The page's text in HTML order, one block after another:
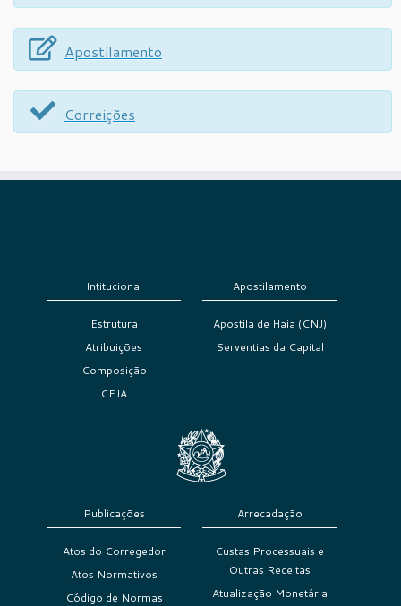
Apostilamento
Correições
Intitucional
Estrutura
Atribuições
Composição
CEJA
Apostilamento
Apostila de Haia (CNJ)
Serventias da Capital
Publicações
Atos do Corregedor
Atos Normativos
Código de Normas
Arrecadação
Custas Processuais e
Outras Receitas
Atualização Monetária